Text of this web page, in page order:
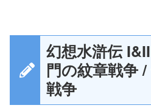
幻想水滸伝
門の紋章戦争
戦争